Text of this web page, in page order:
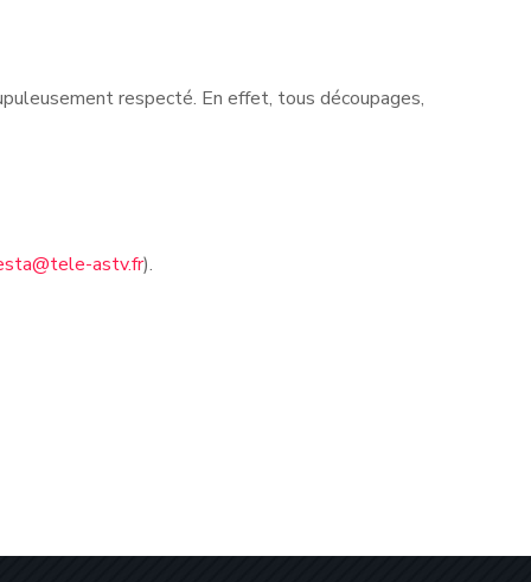
respecté. En effet, tous découpages,
astv.fr).